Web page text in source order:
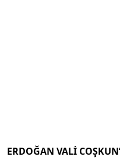
ERDOĞAN VALİ